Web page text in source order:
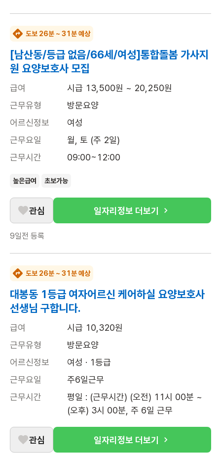
도보 26분 ~ 31분 예상
[남산동/등급 없음/66세/여성]통합돌봄 가사지
원 요양보호사 모집
급여
시급 13,500원 ~ 20,250원
근무유형
방문요양
어르신정보
여성
근무요일
월, 토 (주 2일)
근무시간
09:00~12:00
높은급여 초보가능
관심 일자리정보 더보기
9일전 등록
도보 26분 ~ 31분 예상
대봉동 1등급 여자어르신 케어하실 요양보호사
선생님 구합니다.
급여
시급 10,320원
근무유형
방문요양
어르신정보
여성 · 1등급
근무요일
주6일근무
근무시간
평일 : (근무시간) (오전) 11시 00분 ~
(오후) 3시 00분, 주 6일 근무
관심 일자리정보 더보기